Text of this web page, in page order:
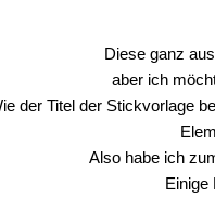
Diese ganz
aber ich
der Titel der Stickvorlage
Also habe ich
Einige